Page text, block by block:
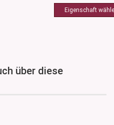
über diese